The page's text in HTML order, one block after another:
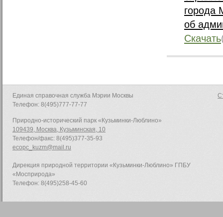
города
об
Скачать
Единая справочная служба Мэрии Москвы
Телефон: 8(495)777-77-77
Природно-исторический парк «Кузьминки-Люблино»
109439, Москва, Кузьминская, 10
Телефон/факс: 8(495)377-35-93
ecopc_kuzm@mail.ru
Дирекция природной территории «Кузьминки-Люблино» ГПБУ
«Мосприрода»
Телефон: 8(495)258-45-60